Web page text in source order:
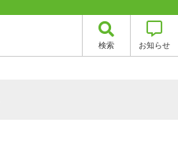
検索 お知らせ